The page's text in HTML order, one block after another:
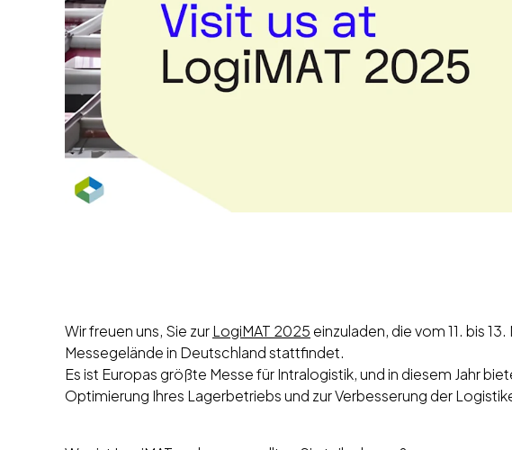
Wir freuen uns, Sie zurLogiMAT 2025 einzuladen, die vom 11. bis
Messegelände in Deutschland stattfindet.
Es ist Europas größte Messe für Intralogistik, und in diesem Jahr
Optimierung Ihres Lagerbetriebs und zur Verbesserung der